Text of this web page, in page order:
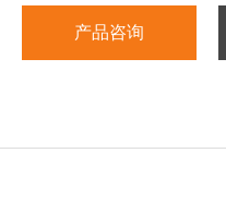
产品咨询